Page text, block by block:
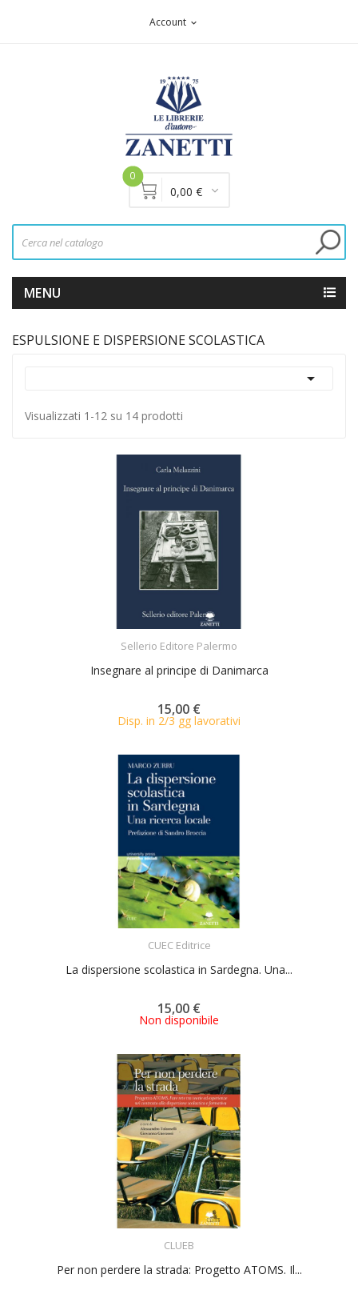
Account expand_more
0
0,00 €
MENU
ESPULSIONE E DISPERSIONE SCOLASTICA

Visualizzati 1-12 su 14 prodotti
Sellerio Editore Palermo
Insegnare al principe di Danimarca
15,00 €
Disp. in 2/3 gg lavorativi
CUEC Editrice
La dispersione scolastica in Sardegna. Una...
15,00 €
Non disponibile
CLUEB
Per non perdere la strada: Progetto ATOMS. Il...